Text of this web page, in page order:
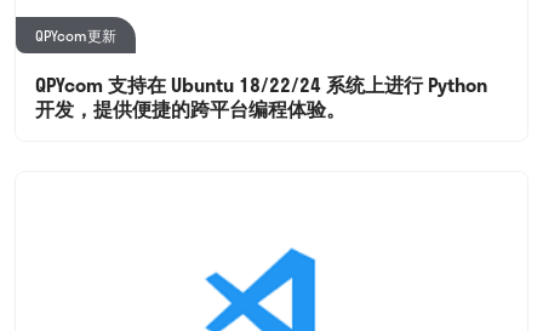
QPYcom更新
QPYcom 支持在 Ubuntu 18/22/24 系统上进行 Python
开发，提供便捷的跨平台编程体验。